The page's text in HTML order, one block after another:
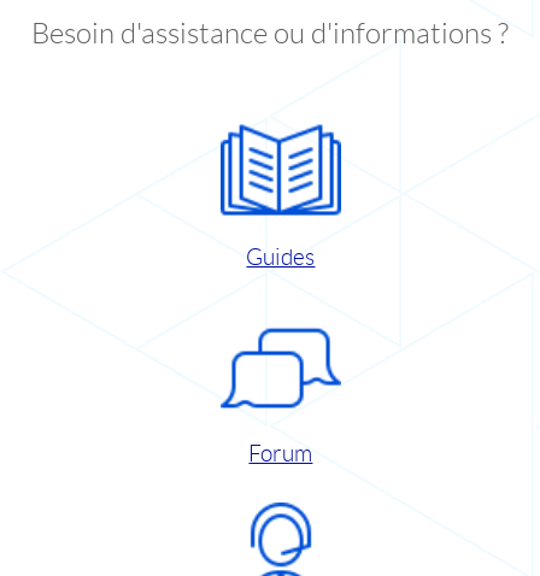
Besoin d'assistance ou d'informations ?
Guides
Forum